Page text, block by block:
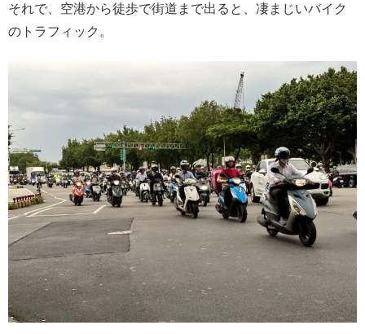
それで、空港から徒歩で街道まで出ると、凄まじいバイク
のトラフィック。